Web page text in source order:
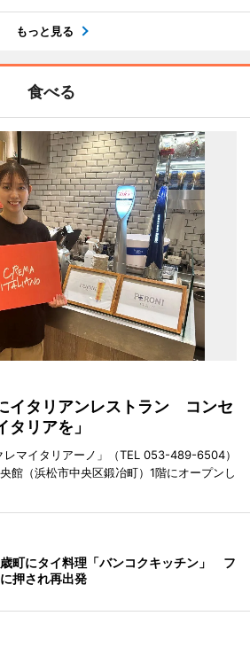
もっと見る
食べる
イタリアンレストラン コンセ
リアを」
レマイタリアーノ」（TEL 053-489-6504）
館（浜松市中央区鍛冶町）1階にオープンし
町にタイ料理「バンコクキッチン」 フ
押され再出発